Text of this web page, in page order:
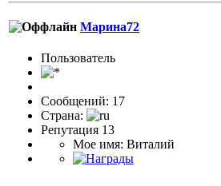
Марина72
Пользоватeль
Сообщений: 17
Страна:
Репутация 13
Мое имя: Виталий